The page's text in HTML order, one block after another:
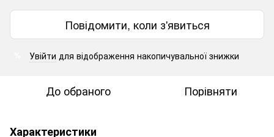
Повідомити, коли з'явиться
Увійти для відображення накопичувальної знижки
До обраного Порівняти
Характеристики